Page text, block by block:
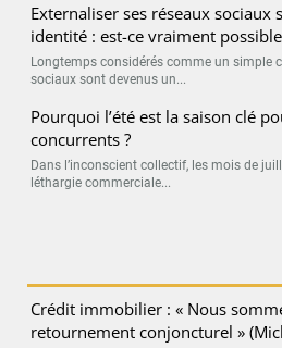
Externaliser ses réseaux sociaux
identité : est-ce vraiment
Longtemps considérés comme un simple
sociaux sont devenus un...
Pourquoi l’été est la saison clé
concurrents ?
Dans l’inconscient collectif, les mois de
léthargie commerciale...
Crédit immobilier : « Nous
retournement conjoncturel »